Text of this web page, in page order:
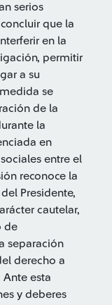
serios
que la
en la
permitir
a su
se
de la
la
en
entre el
reconoce la
Presidente,
cautelar,
de
separación
derecho a
Ante esta
y deberes